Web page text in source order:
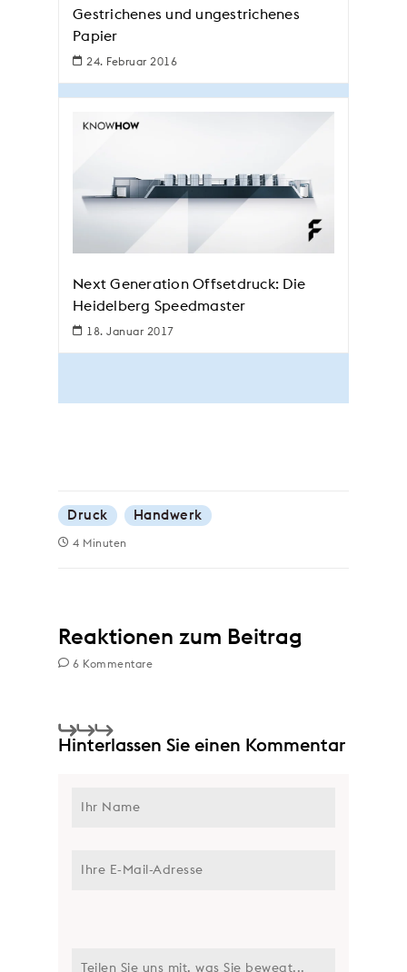
Gestrichenes und ungestrichenes
Papier
24. Februar 2016
Next Generation Offsetdruck: Die
Heidelberg Speedmaster
18. Januar 2017
Druck Handwerk
4 Minuten
Reaktionen zum Beitrag
6 Kommentare
Hinterlassen Sie einen Kommentar